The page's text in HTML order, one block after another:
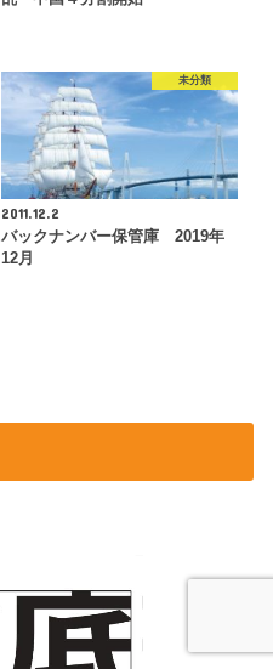
未分類
2011.12.2
バックナンバー保管庫 2019年
12月